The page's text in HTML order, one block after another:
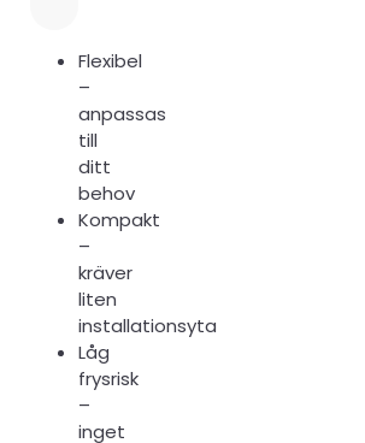
Flexibel
–
anpassas
till
ditt
behov
Kompakt
–
kräver
liten
installationsyta
Låg
frysrisk
–
inget